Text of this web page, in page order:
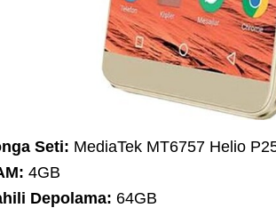
Seti: MediaTek MT6757 Helio
4GB
Depolama: 64GB